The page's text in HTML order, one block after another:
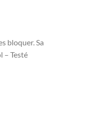
bloquer. Sa
– Testé